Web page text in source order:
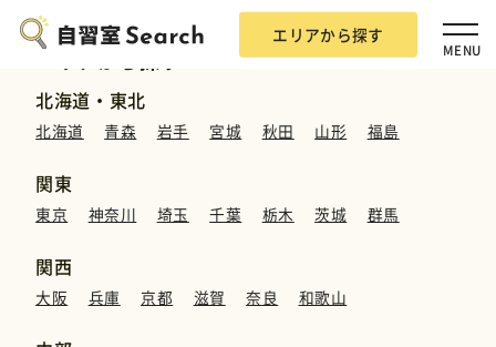
エリアから探す
MENU
エリアから探す
自習室Searchとは？
エリアから探す
北海道・東北
北海道 青森 岩手 宮城 秋田 山形 福島
関東
東京 神奈川 埼玉 千葉 栃木 茨城 群馬
関西
大阪 兵庫 京都 滋賀 奈良 和歌山